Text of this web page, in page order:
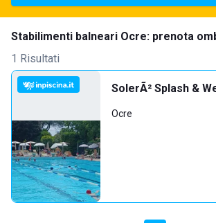
Stabilimenti balneari Ocre: prenota
1 Risultati
SolerÃ² Splash &
Ocre